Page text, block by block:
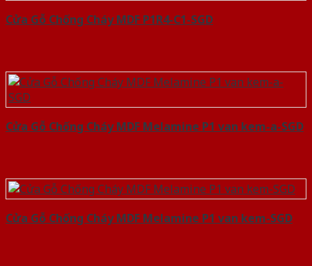
Cửa Gỗ Chống Cháy MDF P1R4-C1-SGD
Cửa Gỗ Chống Cháy MDF Melamine P1 van kem-a-SGD
Cửa Gỗ Chống Cháy MDF Melamine P1 van kem-SGD